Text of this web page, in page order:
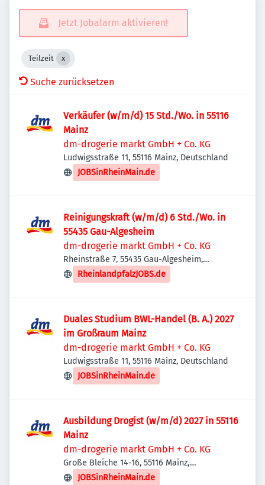
Jetzt Jobalarm aktivieren!
Teilzeit
Suche zurücksetzen
Verkäufer (w/m/d) 15 Std./Wo. in 55116
Mainz
dm-drogerie markt GmbH + Co. KG
Ludwigsstraße 11, 55116 Mainz, Deutschland
JOBSinRheinMain.de
Reinigungskraft (w/m/d) 6 Std./Wo. in
55435 Gau-Algesheim
dm-drogerie markt GmbH + Co. KG
Rheinstraße 7, 55435 Gau-Algesheim,
Deutschland
RheinlandpfalzJOBS.de
Duales Studium BWL-Handel (B. A.) 2027
im Großraum Mainz
dm-drogerie markt GmbH + Co. KG
Ludwigsstraße 11, 55116 Mainz, Deutschland
JOBSinRheinMain.de
Ausbildung Drogist (w/m/d) 2027 in 55116
Mainz
dm-drogerie markt GmbH + Co. KG
Große Bleiche 14-16, 55116 Mainz,
Deutschland
JOBSinRheinMain.de